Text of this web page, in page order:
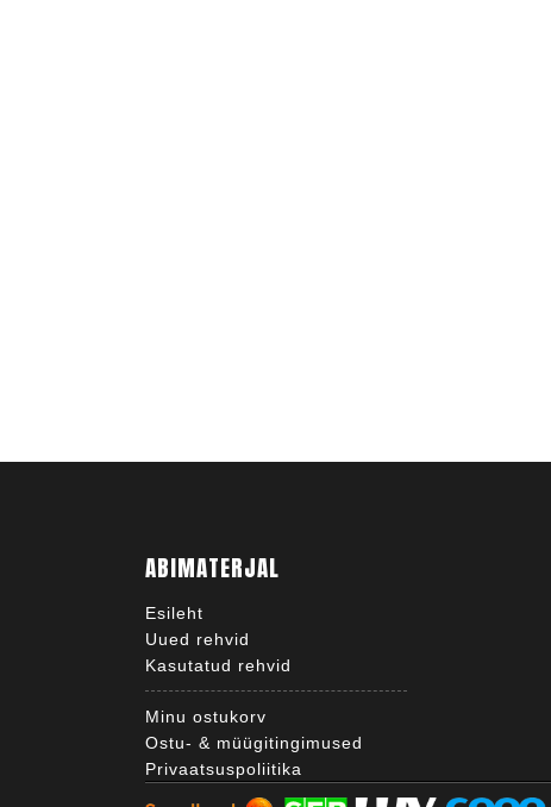
ABIMATERJAL
Esileht
Uued rehvid
Kasutatud rehvid
Minu ostukorv
Ostu- & müügitingimused
Privaatsuspoliitika